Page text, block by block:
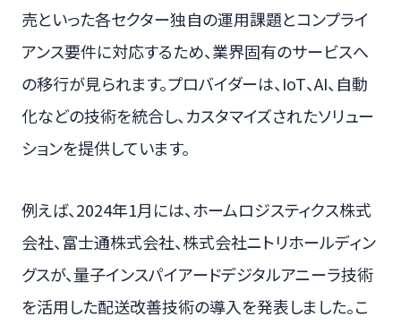
売といった各セクター独自の運用課題とコンプライ
アンス要件に対応するため、業界固有のサービスへ
の移行が見られます。プロバイダーは、IoT、AI、自動
化などの技術を統合し、カスタマイズされたソリュー
ションを提供しています。
例えば、2024年1月には、ホームロジスティクス株式
会社、富士通株式会社、株式会社ニトリホールディン
グスが、量子インスパイアードデジタルアニーラ技術
を活用した配送改善技術の導入を発表しました。こ